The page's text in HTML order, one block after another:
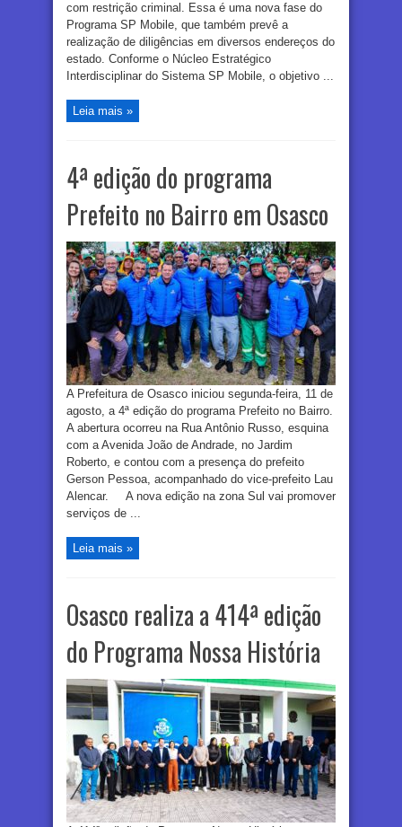
com restrição criminal. Essa é uma nova fase do
Programa SP Mobile, que também prevê a
realização de diligências em diversos endereços do
estado. Conforme o Núcleo Estratégico
Interdisciplinar do Sistema SP Mobile, o objetivo ...
Leia mais »
4ª edição do programa
Prefeito no Bairro em Osasco
A Prefeitura de Osasco iniciou segunda-feira, 11 de
agosto, a 4ª edição do programa Prefeito no Bairro.
A abertura ocorreu na Rua Antônio Russo, esquina
com a Avenida João de Andrade, no Jardim
Roberto, e contou com a presença do prefeito
Gerson Pessoa, acompanhado do vice-prefeito Lau
Alencar. A nova edição na zona Sul vai promover
serviços de ...
Leia mais »
Osasco realiza a 414ª edição
do Programa Nossa História